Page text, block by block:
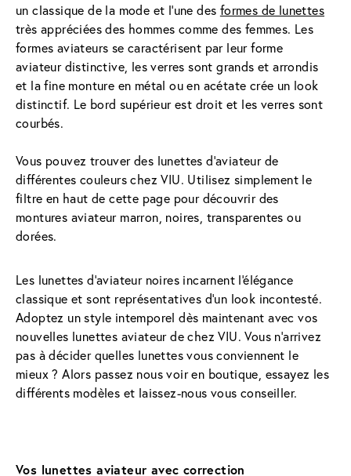
un classique de la mode et l'une des formes de lunettes
très appréciées des hommes comme des femmes. Les
formes aviateurs se caractérisent par leur forme
aviateur distinctive, les verres sont grands et arrondis
et la fine monture en métal ou en acétate crée un look
distinctif. Le bord supérieur est droit et les verres sont
courbés.
Vous pouvez trouver des lunettes d'aviateur de
différentes couleurs chez VIU. Utilisez simplement le
filtre en haut de cette page pour découvrir des
montures aviateur marron, noires, transparentes ou
dorées.
Les lunettes d'aviateur noires incarnent l'élégance
classique et sont représentatives d’un look incontesté.
Adoptez un style intemporel dès maintenant avec vos
nouvelles lunettes aviateur de chez VIU. Vous n'arrivez
pas à décider quelles lunettes vous conviennent le
mieux ? Alors passez nous voir en boutique, essayez les
différents modèles et laissez-nous vous conseiller.
Vos lunettes aviateur avec correction